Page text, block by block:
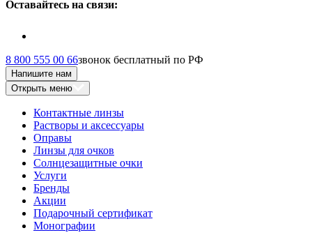
Оставайтесь на связи:
8 800 555 00 66звонок бесплатный по РФ
Напишите нам
Открыть меню
Контактные линзы
Растворы и аксессуары
Оправы
Линзы для очков
Солнцезащитные очки
Услуги
Бренды
Акции
Подарочный сертификат
Монографии